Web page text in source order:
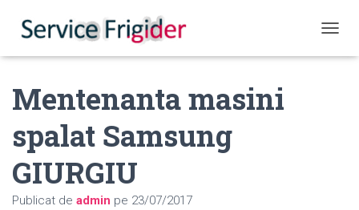
Mentenanta masini
spalat Samsung
GIURGIU
Publicat de admin pe 23/07/2017